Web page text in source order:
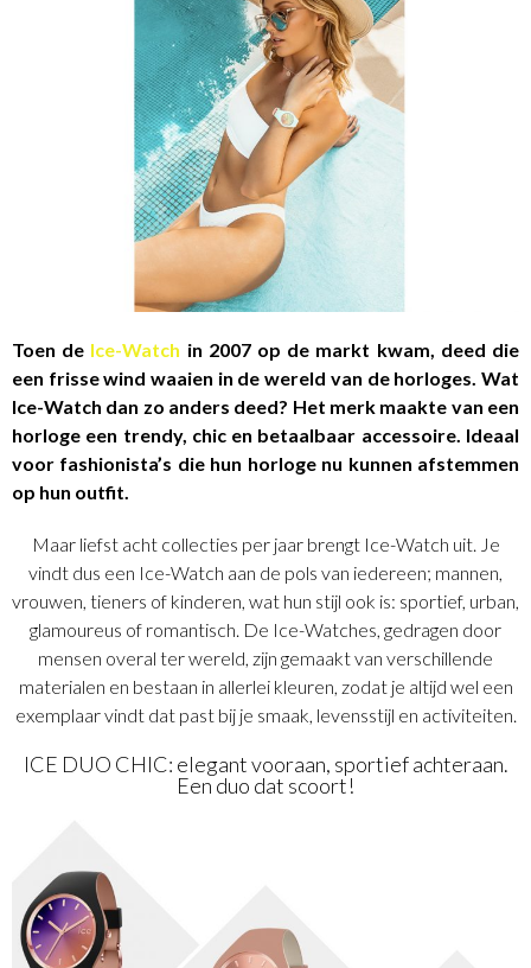
Toen de Ice-Watch in 2007 op de markt kwam, deed die
een frisse wind waaien in de wereld van de horloges. Wat
Ice-Watch dan zo anders deed? Het merk maakte van een
horloge een trendy, chic en betaalbaar accessoire. Ideaal
voor fashionista’s die hun horloge nu kunnen afstemmen
op hun outfit.
Maar liefst acht collecties per jaar brengt Ice-Watch uit. Je
vindt dus een Ice-Watch aan de pols van iedereen; mannen,
vrouwen, tieners of kinderen, wat hun stijl ook is: sportief, urban,
glamoureus of romantisch. De Ice-Watches, gedragen door
mensen overal ter wereld, zijn gemaakt van verschillende
materialen en bestaan in allerlei kleuren, zodat je altijd wel een
exemplaar vindt dat past bij je smaak, levensstijl en activiteiten.
ICE DUO CHIC: elegant vooraan, sportief achteraan.
Een duo dat scoort!